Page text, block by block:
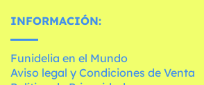
INFORMACIÓN:
Funidelia en el Mundo
Aviso legal y Condiciones de Venta